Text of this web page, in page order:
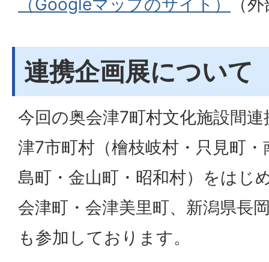
連携企画展について
今回の奥会津7町村文化施設間
津7市町村（檜枝岐村・只見町
島町・金山町・昭和村）をはじ
会津町・会津美里町、新潟県長
も参加しております。